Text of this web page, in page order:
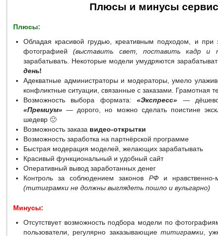
Плюсы и минусы
Плюсы:
Обладая красивой грудью, креативным подходом, и при
фотографией(выставить свет, поставить кадр и
зарабатывать. Некоторые модели умудряются
день!
Адекватные администраторы и модераторы, умело
конфликтные ситуации, связанные с заказами. Грамотная
Возможность выбора формата:«Экспресс» —
«Премиум» — дорого, но можно сделать поистине
шедевр 🙂
Возможность заказа видео-открытки
Возможность заработка на партнёрской программе
Быстрая модерация моделей, желающих зарабатывать
Красивый функциональный и удобный сайт
Оперативный вывод заработанных денег
Контроль за соблюдением законов РФи нравственно-
(титиграмки не должны выглядеть пошло и вульгарно)
Минусы:
Отсутствует возможность подбора модели по
пользователи, регулярно заказывающие титиграмки,